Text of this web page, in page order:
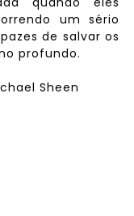
um sério
de salvar os
profundo.
Sheen